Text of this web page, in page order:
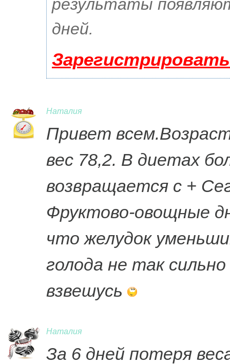
результаты
дней.
Наталия
Привет
вес 78,2. В диетах
возвращается с +
Фруктово-овощные
что желудок
голода не так
взвешусь
Наталия
За 6 дней потеря